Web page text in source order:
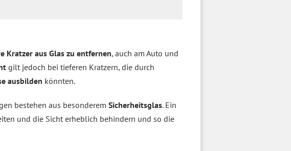
Kratzer aus Glas zu entfernen, auch am Auto und
gilt jedoch bei tieferen Kratzern, die durch
ausbilden könnten.
bestehen aus besonderem Sicherheitsglas. Ein
und die Sicht erheblich behindern und so die